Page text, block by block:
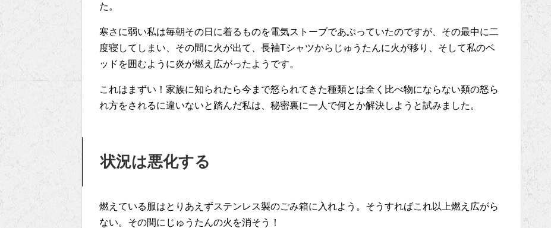
た。
寒さに弱い私は毎朝その日に着るものを電気ストーブであぶっていたのですが、その最中に二
度寝してしまい、その間に火が出て、長袖Tシャツからじゅうたんに火が移り、そして私のベ
ッドを囲むように炎が燃え広がったようです。
これはまずい！家族に知られたら今まで怒られてきた種類とは全く比べ物にならない類の怒ら
れ方をされるに違いないと踏んだ私は、秘密裏に一人で何とか解決しようと試みました。
状況は悪化する
燃えている服はとりあえずステンレス製のごみ箱に入れよう。そうすればこれ以上燃え広がら
ない。その間にじゅうたんの火を消そう！